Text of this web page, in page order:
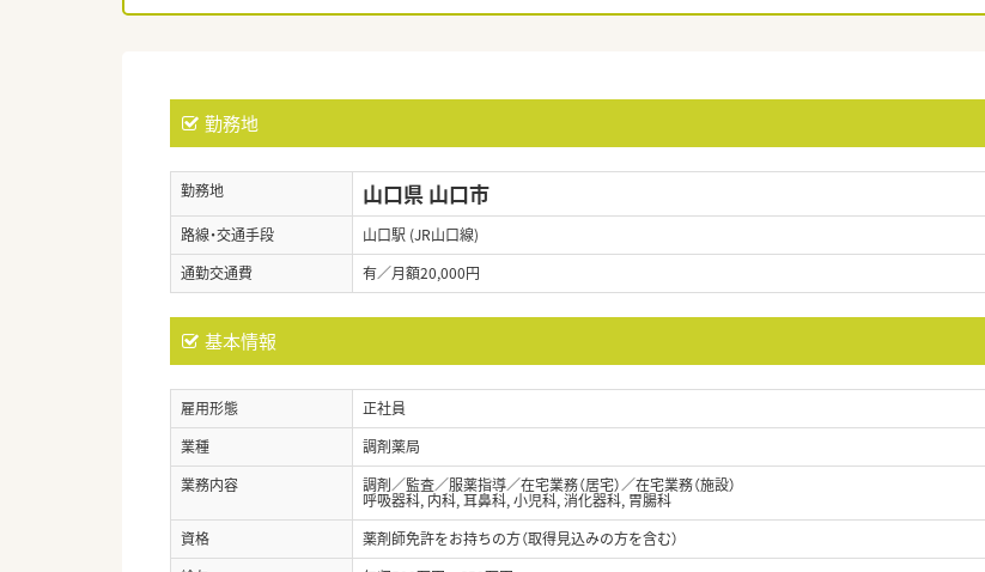
勤務地
勤務地 山口県 山口市
路線・交通手段
山口駅 (JR山口線)
通勤交通費
有／月額20,000円
基本情報
雇用形態
正社員
業種
調剤薬局
業務内容
調剤／監査／服薬指導／在宅業務（居宅）／在宅業務（施設）
呼吸器科, 内科, 耳鼻科, 小児科, 消化器科, 胃腸科
資格
薬剤師免許をお持ちの方（取得見込みの方を含む）